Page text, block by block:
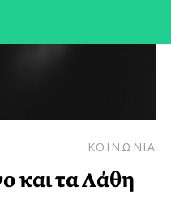
ΚΟΙΝΩΝΙΑ
και τα Λάθη